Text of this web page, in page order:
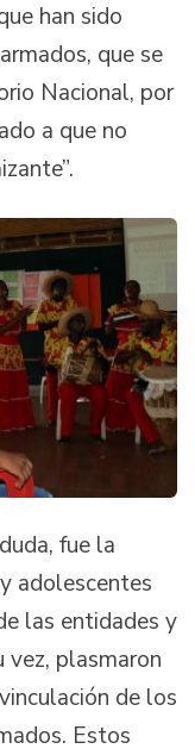
han sido
que se
Nacional, por
a que no
fue la
adolescentes
las entidades y
vez, plasmaron
de los
Estos